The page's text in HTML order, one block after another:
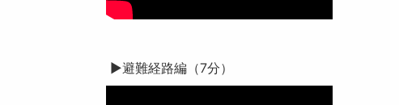
▶避難経路編（7分）